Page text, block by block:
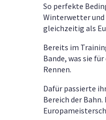
So perfekte
Winterwetter und
gleichzeitig als
Bereits im
Bande, was sie
Rennen.
Dafür passierte
Bereich der